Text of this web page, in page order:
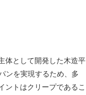
体として開発した木造平
ンを実現するため、多
ントはクリープであるこ